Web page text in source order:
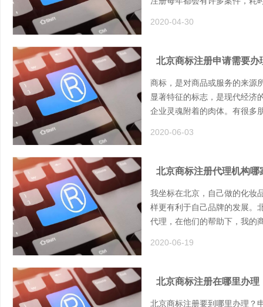
2020-04-30
北京商标注册申请需要
商标，是对商品或服务的来源
显著特征的标志，是现代经济
企业灵魂附着的肉体。有很多
2020-06-03
北京商标注册代理机构
我坐标在北京，自己做的化妆
样更有利于自己品牌的发展。
代理，在他们的帮助下，我的
2020-06-19
北京商标注册在哪里办理
北京商标注册要到哪里办理？